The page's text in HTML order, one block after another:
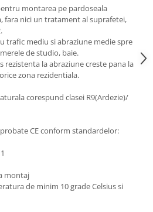
montarea pe pardoseala
fara nici un tratament al suprafetei,
trafic mediu si abraziune medie spre
de studio, baie.
rezistenta la abraziune creste pana la
zona rezidentiala.
corespund clasei R9(Ardezie)/
CE conform standardelor:
montaj
de minim 10 grade Celsius si